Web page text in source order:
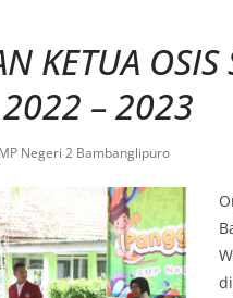
KETUA
2022 – 2023
Negeri 2 Bambanglipuro